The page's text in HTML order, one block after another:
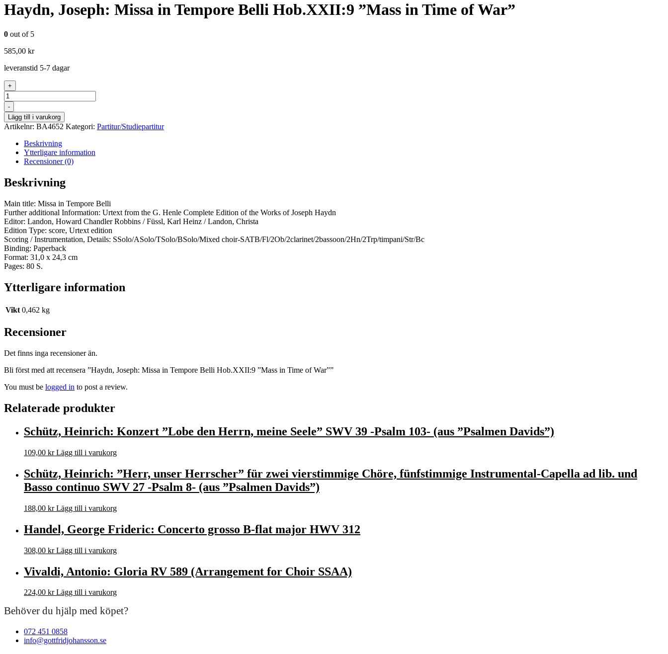
Haydn, Joseph: Missa in Tempore Belli Hob.XXII:9 ”Mass in Time of War”
0 out of 5
585,00 kr
leveranstid 5-7 dagar
+
Antal
-
Lägg till i varukorg
Artikelnr: BA4652 Kategori: Partitur/Studiepartitur
Beskrivning
Ytterligare information
Recensioner (0)
Beskrivning
Main title: Missa in Tempore Belli
Further additional Information: Urtext from the G. Henle Complete Edition of the Works of Joseph Haydn
Editor: Landon, Howard Chandler Robbins / Füssl, Karl Heinz / Landon, Christa
Edition Type: score, Urtext edition
Scoring / Instrumentation, Details: SSolo/ASolo/TSolo/BSolo/Mixed choir-SATB/Fl/2Ob/2clarinet/2bassoon/2Hn/2Trp/timpani/Str/Bc
Binding: Paperback
Format: 31,0 x 24,3 cm
Pages: 80 S.
Ytterligare information
Vikt 0,462 kg
Recensioner
Det finns inga recensioner än.
Bli först med att recensera ”Haydn, Joseph: Missa in Tempore Belli Hob.XXII:9 ”Mass in Time of War””
You must be logged in to post a review.
Relaterade produkter
Schütz, Heinrich: Konzert ”Lobe den Herrn, meine Seele” SWV 39 -Psalm 103- (aus ”Psalmen Davids”)
109,00 kr Lägg till i varukorg
Schütz, Heinrich: ”Herr, unser Herrscher” für zwei vierstimmige Chöre, fünfstimmige Instrumental-Capella ad lib. und
Basso continuo SWV 27 -Psalm 8- (aus ”Psalmen Davids”)
188,00 kr Lägg till i varukorg
Handel, George Frideric: Concerto grosso B-flat major HWV 312
308,00 kr Lägg till i varukorg
Vivaldi, Antonio: Gloria RV 589 (Arrangement for Choir SSAA)
224,00 kr Lägg till i varukorg
Behöver du hjälp med köpet?
072 451 0858
info@gottfridjohansson.se